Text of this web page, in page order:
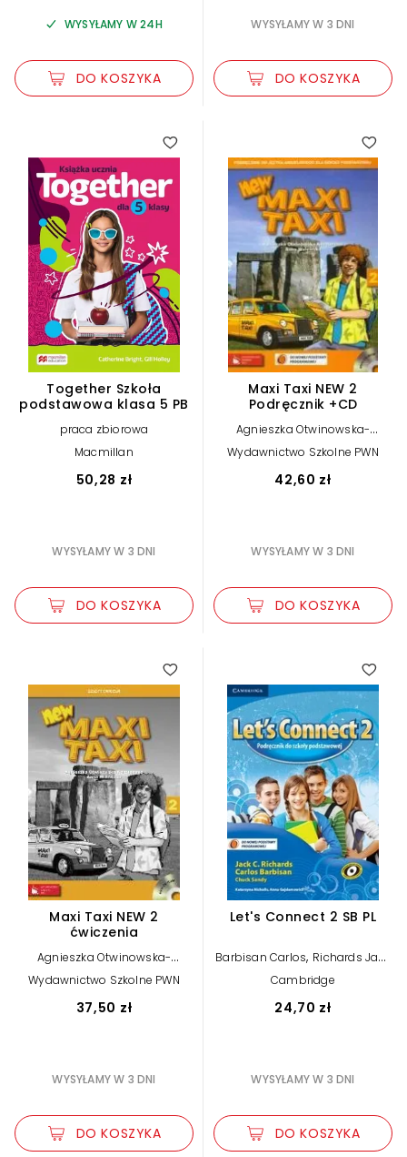
WYSYŁAMY W 24H
DO KOSZYKA
WYSYŁAMY W 3 DNI
DO KOSZYKA
Together Szkoła
podstawowa klasa 5 PB
praca zbiorowa
Macmillan
50,28 zł
WYSYŁAMY W 3 DNI
DO KOSZYKA
Maxi Taxi NEW 2
Podręcznik +CD
Agnieszka Otwinowska-
Kasztelanic
Anna Walewska
Wydawnictwo Szkolne PWN
42,60 zł
WYSYŁAMY W 3 DNI
DO KOSZYKA
Maxi Taxi NEW 2
ćwiczenia
Agnieszka Otwinowska-
Kasztelanic
Anna Walewska
Wydawnictwo Szkolne PWN
37,50 zł
WYSYŁAMY W 3 DNI
DO KOSZYKA
Let's Connect 2 SB PL
Barbisan Carlos, Richards Jack
,Sandy Chuck
Cambridge
24,70 zł
WYSYŁAMY W 3 DNI
DO KOSZYKA